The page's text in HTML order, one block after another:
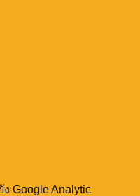
Google Analytic